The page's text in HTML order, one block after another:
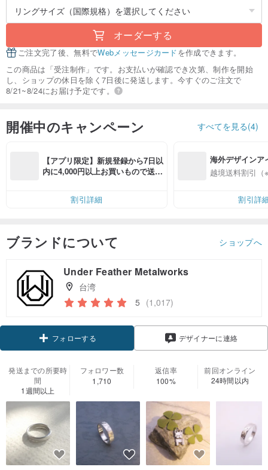
オーダーする
ご注文完了後、無料でWebメッセージカードを作成できます。
この商品は「受注制作」です。お支払いが確認でき次第、制作を開始
し、ショップの休日を除く7日後に発送します。今すぐのご注文で
8/21~8/24にお届け予定です。
開催中のキャンペーン すべてを見る(4)
【アプリ限定】新規登録から7日以
内に4,000円以上お買いもので送料
割引詳細
海外デザインア
入
越境送料割引（
割引詳
ブランドについて ショップへ
Under Feather Metalworks
台湾
5 (1,017)
フォローする デザイナーに連絡
発送までの所要時
間
1週間以上
フォロワー数
1,710
返信率
100%
前回オンライン
24時間以内